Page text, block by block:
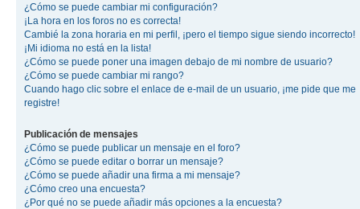
¿Cómo se puede cambiar mi configuración?
¡La hora en los foros no es correcta!
Cambié la zona horaria en mi perfil, ¡pero el tiempo sigue siendo incorrecto!
¡Mi idioma no está en la lista!
¿Cómo se puede poner una imagen debajo de mi nombre de usuario?
¿Cómo se puede cambiar mi rango?
Cuando hago clic sobre el enlace de e-mail de un usuario, ¡me pide que me
registre!
Publicación de mensajes
¿Cómo se puede publicar un mensaje en el foro?
¿Cómo se puede editar o borrar un mensaje?
¿Cómo se puede añadir una firma a mi mensaje?
¿Cómo creo una encuesta?
¿Por qué no se puede añadir más opciones a la encuesta?